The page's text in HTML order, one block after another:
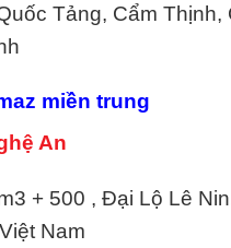
Tảng, Cẩm Thịnh,
miền trung
An
+ 500 , Đại Lộ Lê
Nam